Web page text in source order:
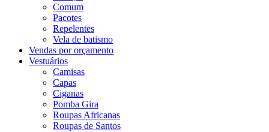
Comum
Pacotes
Repelentes
Vela de batismo
Vendas por orçamento
Vestuários
Camisas
Capas
Ciganas
Pomba Gira
Roupas Africanas
Roupas de Santos